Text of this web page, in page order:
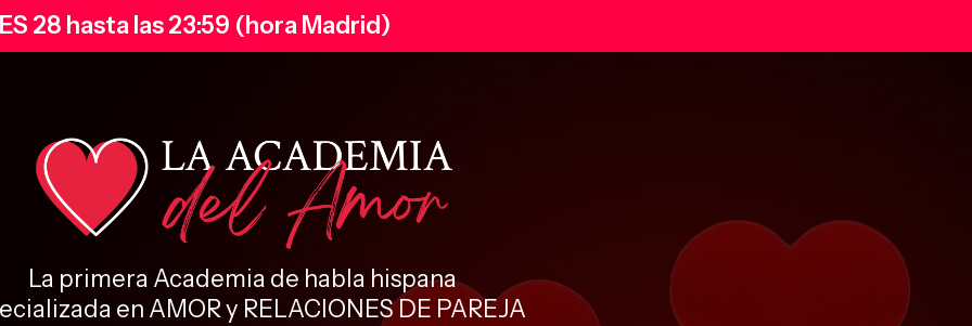
28 hasta las 23:59 (hora Madrid)
La primera Academia de habla hispana
en AMOR y RELACIONES DE PAREJA